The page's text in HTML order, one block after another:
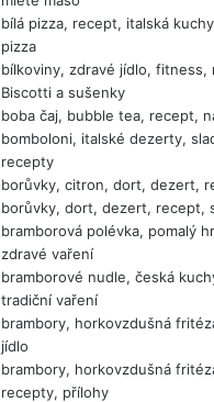
bílá pizza, recept, italská
pizza
bílkoviny, zdravé jídlo, fitness,
Biscotti a sušenky
boba čaj, bubble tea, recept,
bomboloni, italské dezerty,
recepty
borůvky, citron, dort, dezert,
borůvky, dort, dezert, recept,
bramborová polévka, pomalý
zdravé vaření
bramborové nudle, česká
tradiční vaření
brambory, horkovzdušná
jídlo
brambory, horkovzdušná
recepty, přílohy